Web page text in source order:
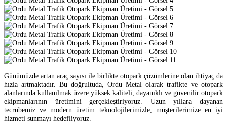
Günümüzde artan araç sayısı ile birlikte otopark çözümlerine olan ihtiyaç da
hızla artmaktadır. Bu doğrultuda, Ordu Metal olarak trafikte ve otopark
alanlarında kullanılmak üzere yüksek kaliteli, dayanıklı ve güvenilir otopark
ekipmanlarının üretimini gerçekleştiriyoruz. Uzun yıllara dayanan
tecrübemiz ve modern üretim teknolojilerimizle, müşterilerimize en iyi
hizmeti sunmayı hedefliyoruz.